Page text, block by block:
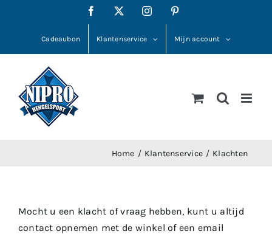
Facebook Instagram
Cadeaubon Klantenservice Mijn account
Home Klantenservice Klachten
Mocht u een klacht of vraag hebben, kunt u altijd
contact opnemen met de winkel of een email